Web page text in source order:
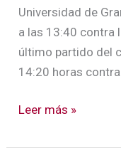
Universidad de
a las 13:40 contra
último partido del
14:20 horas
Leer más »